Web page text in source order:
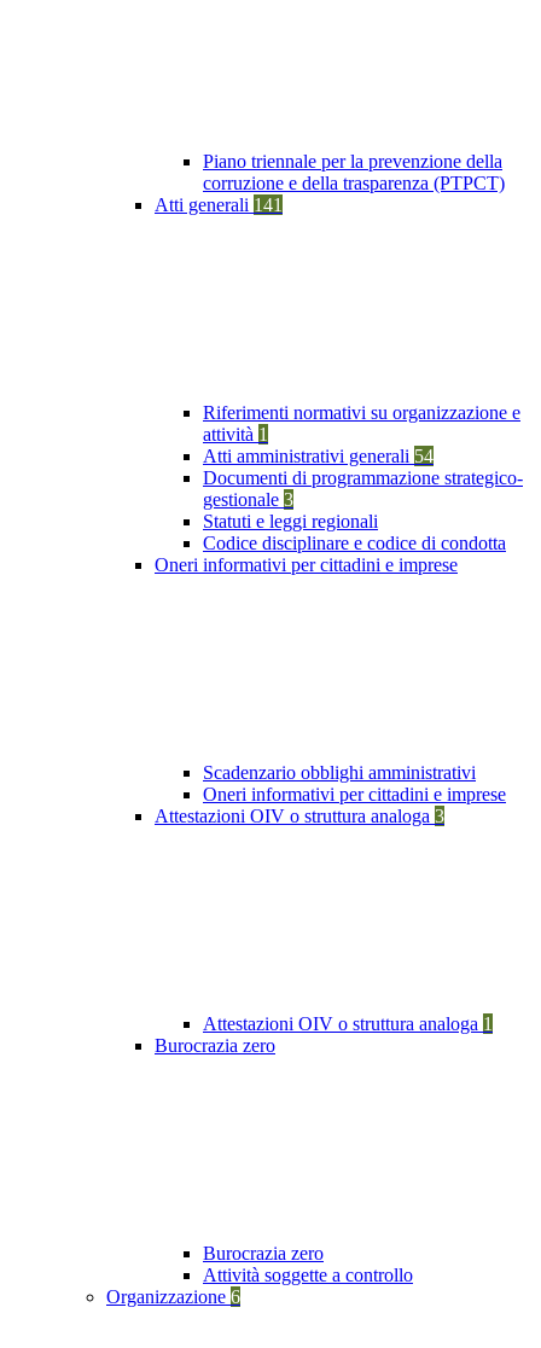
Piano triennale per la prevenzione della
corruzione e della trasparenza (PTPCT)
Atti generali 141
Riferimenti normativi su organizzazione e
attività 1
Atti amministrativi generali 54
Documenti di programmazione strategico-
gestionale 3
Statuti e leggi regionali
Codice disciplinare e codice di condotta
Oneri informativi per cittadini e imprese
Scadenzario obblighi amministrativi
Oneri informativi per cittadini e imprese
Attestazioni OIV o struttura analoga 3
Attestazioni OIV o struttura analoga 1
Burocrazia zero
Burocrazia zero
Attività soggette a controllo
Organizzazione 6